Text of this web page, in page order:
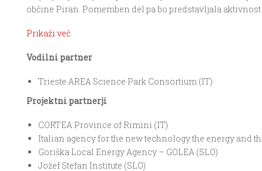
občine Piran. Pomemben del pa bo predstavljala
Prikaži več
Vodilni partner
Trieste AREA Science Park Consortium (IT)
Projektni partnerji
CORTEA Province of Rimini (IT)
Italian agency for the new technology the energy and
Goriška Local Energy Agency – GOLEA (SLO)
Jožef Stefan Institute (SLO)